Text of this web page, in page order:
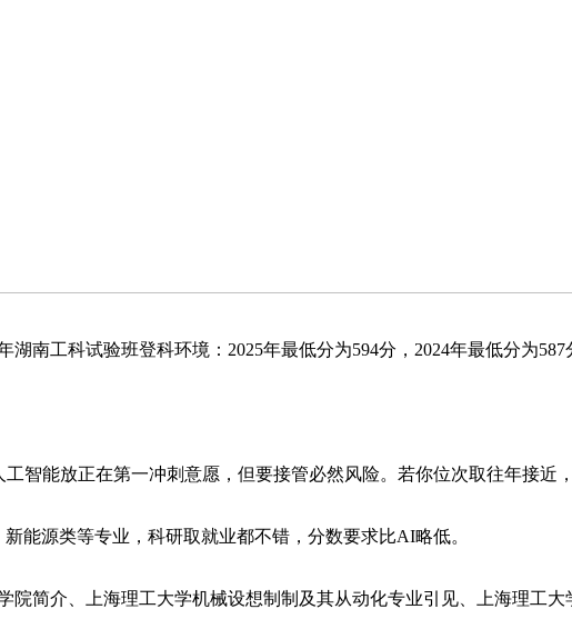
工科试验班登科环境：2025年最低分为594分，2024年最低分为587
能放正在第一冲刺意愿，但要接管必然风险。若你位次取往年接近，
源类等专业，科研取就业都不错，分数要求比AI略低。
介、上海理工大学机械设想制制及其从动化专业引见、上海理工大